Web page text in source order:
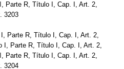
Parte R, Título I, Cap. I, Art. 2,
3203
Parte R, Título I, Cap. I, Art. 2,
I, Parte R, Título I, Cap. I, Art. 2,
Parte R, Título I, Cap. I, Art. 2,
3204